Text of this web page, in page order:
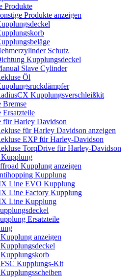
Produkte
Produkte anzeigen
Schutz
Kupplungsdeckel
Slave Cylinder
Öl
Kupplungsverschleißkit
Bremse
Ersatzteile
für Harley Davidson
für Harley Davidson anzeigen
EXP für Harley-Davidson
TorqDrive für Harley-Davidson
Kupplung
Kupplung anzeigen
Kupplung
Line EVO Kupplung
Line Factory Kupplung
Line Kupplung
Ersatzteile
anzeigen
Kupplungs-Kit